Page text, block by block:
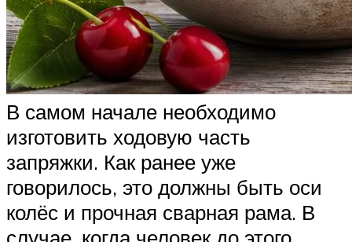
В самом начале необходимо
изготовить ходовую часть
запряжки. Как ранее уже
говорилось, это должны быть оси
колёс и прочная сварная рама. В
случае, когда человек до этого